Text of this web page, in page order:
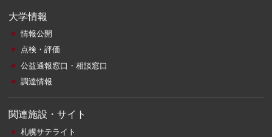
大学情報
情報公開
点検・評価
公益通報窓口・相談窓口
調達情報
関連施設・サイト
札幌サテライト